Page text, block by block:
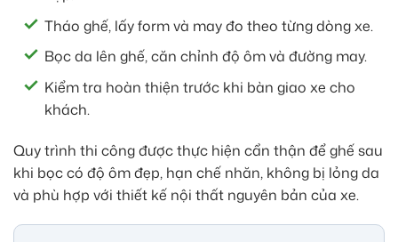
Tháo ghế, lấy form và may đo theo từng dòng xe.
Bọc da lên ghế, căn chỉnh độ ôm và đường may.
Kiểm tra hoàn thiện trước khi bàn giao xe cho
khách.
Quy trình thi công được thực hiện cẩn thận để ghế sau
khi bọc có độ ôm đẹp, hạn chế nhăn, không bị lỏng da
và phù hợp với thiết kế nội thất nguyên bản của xe.